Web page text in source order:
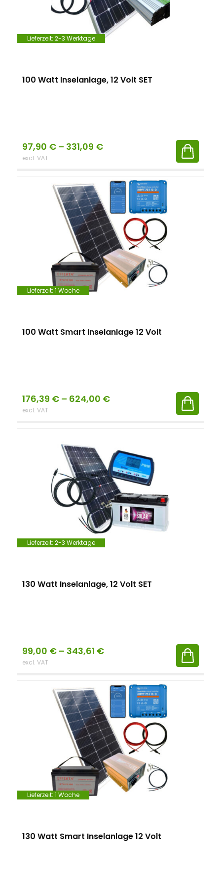
Lieferzeit: 2-3 Werktage
100 Watt Inselanlage, 12 Volt SET
97,90 € – 331,09 €
excl. VAT
Lieferzeit: 1 Woche
100 Watt Smart Inselanlage 12 Volt
176,39 € – 624,00 €
excl. VAT
Lieferzeit: 2-3 Werktage
130 Watt Inselanlage, 12 Volt SET
99,00 € – 343,61 €
excl. VAT
Lieferzeit: 1 Woche
130 Watt Smart Inselanlage 12 Volt